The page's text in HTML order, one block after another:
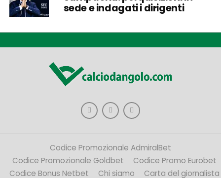
sede e indagati i dirigenti
Codice Promozionale AdmiralBet
Codice Promozionale Goldbet
Codice Promo Eurobet
Codice Bonus Netbet
Chi siamo Carta del giornalista